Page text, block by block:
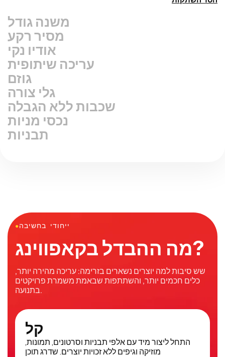
משנה גודל
מסיר רקע
אודיו נקי
עריכה שיתופית
גוזם
גלי צורה
שכבות ללא הגבלה
נכסי מניות
תבניות
●ייחודי בחשיבה
מה ההבדל בקאפווינג?
שש סיבות למה יוצרים נשארים בזרימה: עריכה מהירה יותר,
כלים חכמים יותר, והשתתפות שבאמת משמרת פרויקטים
בתנועה.
קל
התחל ליצור מיד עם אלפי תבניות וסרטונים, תמונות,
מוזיקה וגיפים ללא זכויות יוצרים. שדרג תוכן